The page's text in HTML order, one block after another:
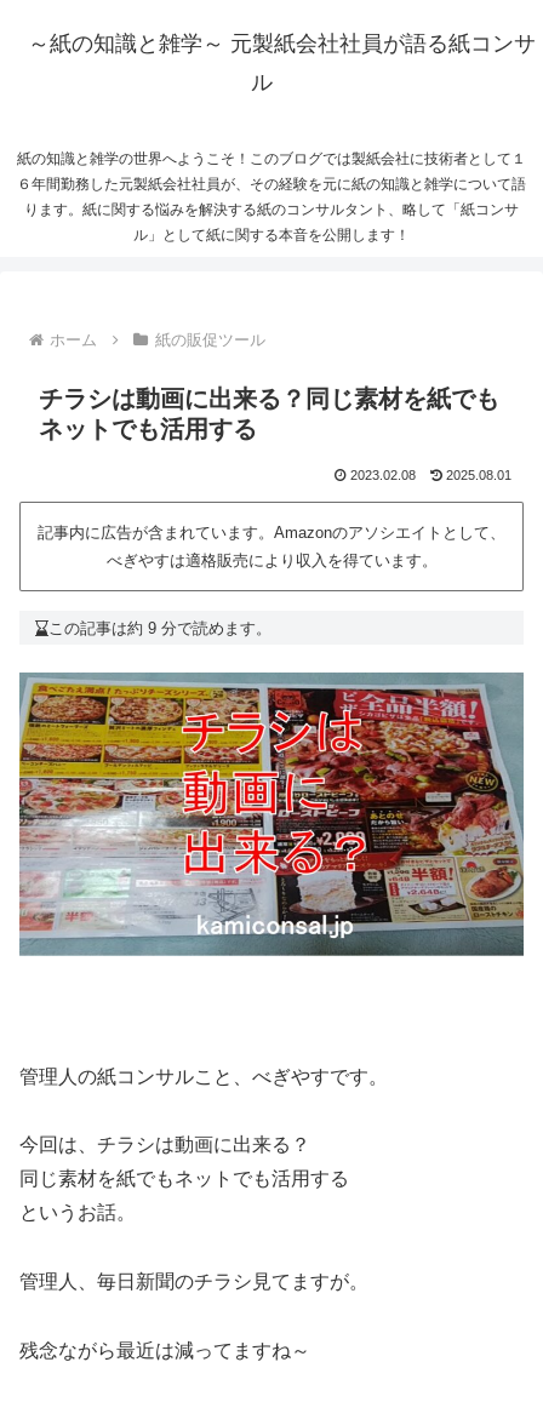
～紙の知識と雑学～ 元製紙会社社員が語る紙コンサ
ル
紙の知識と雑学の世界へようこそ！このブログでは製紙会社に技術者として１
６年間勤務した元製紙会社社員が、その経験を元に紙の知識と雑学について語
ります。紙に関する悩みを解決する紙のコンサルタント、略して「紙コンサ
ル」として紙に関する本音を公開します！
ホーム 紙の販促ツール
チラシは動画に出来る？同じ素材を紙でも
ネットでも活用する
2023.02.08 2025.08.01
記事内に広告が含まれています。Amazonのアソシエイトとして、
べぎやすは適格販売により収入を得ています。
この記事は約 9 分で読めます。
管理人の紙コンサルこと、べぎやすです。
今回は、チラシは動画に出来る？
同じ素材を紙でもネットでも活用する
というお話。
管理人、毎日新聞のチラシ見てますが。
残念ながら最近は減ってますね～